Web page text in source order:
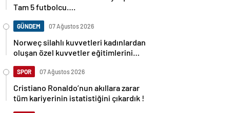
Tam 5 futbolcu….
GÜNDEM 07 Ağustos 2026
Norweç silahlı kuvvetleri kadınlardan
oluşan özel kuvvetler eğitimlerini
SPOR 07 Ağustos 2026
Cristiano Ronaldo’nun akıllara zarar
tüm kariyerinin istatistiğini çıkardık !